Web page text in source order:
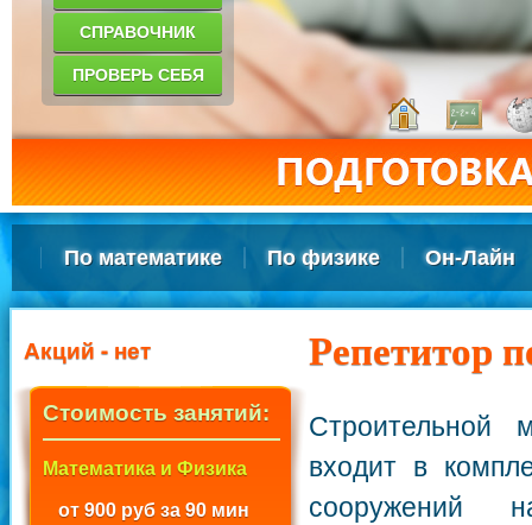
СПРАВОЧНИК
ПРОВЕРЬ СЕБЯ
По математике По физике Он-Лайн
Акций - нет
Стоимость занятий:
Математика и Физика
от 900 руб за 90 мин
Репетитор
Строительной
входит в
сооружений